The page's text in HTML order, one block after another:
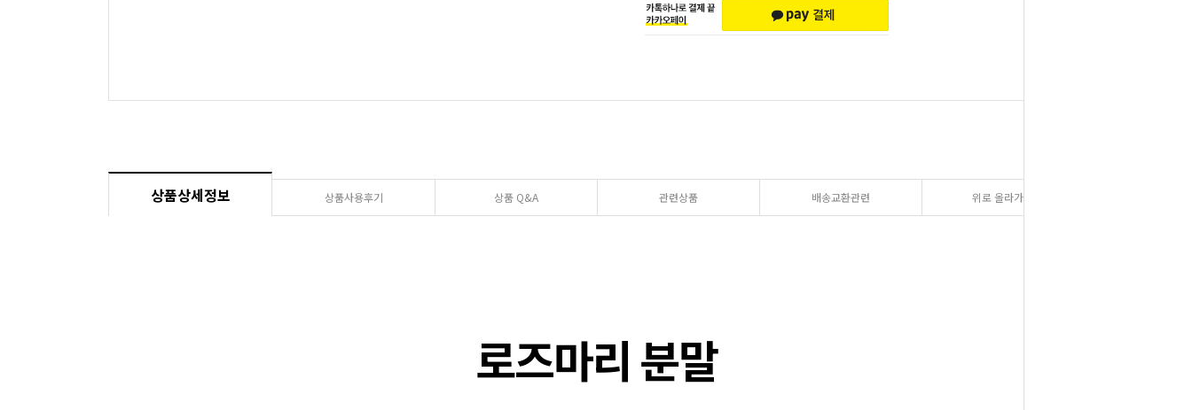
상품상세정보 상품사용후기 상품 Q&A 관련상품 배송교환관련 위로 올라가기
로즈마리 분말